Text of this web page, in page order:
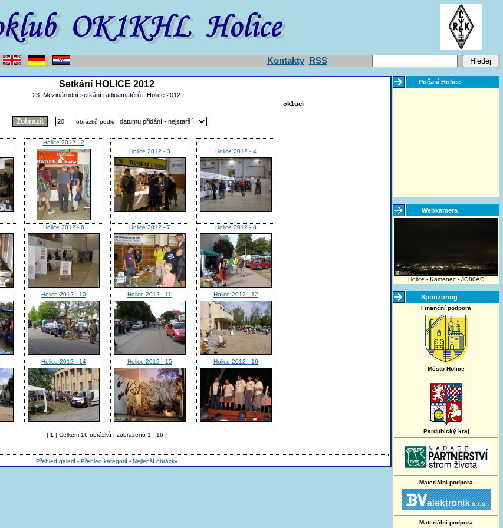
Kontakty RSS
Setkání HOLICE 2012
23. Mezinárodní setkání radioamatérů - Holice 2012
ok1uci
obrázků podle
Holice 2012 - 2
Holice 2012 - 3
Holice 2012 - 4
Holice 2012 - 6 Holice 2012 - 7 Holice 2012 - 8
Holice 2012 - 10 Holice 2012 - 11 Holice 2012 - 12
Holice 2012 - 14 Holice 2012 - 15 Holice 2012 - 16
| 1 | Celkem 16 obrázků | zobrazeno 1 - 16 |
Přehled galerií- Přehled kategorií- Nejlepší obrázky
Počasí Holice
Webkamera
Holice - Kamenec - JO80AC
Sponzoring
Finanční podpora
Město Holice
Pardubický kraj
Materiální podpora
Materiální podpora